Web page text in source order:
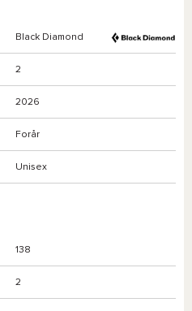
Black Diamond
2
2026
Forår
Unisex
138
2